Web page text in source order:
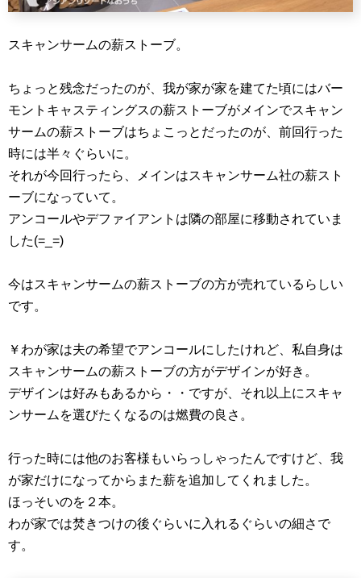
スキャンサームの薪ストーブ。
ちょっと残念だったのが、我が家が家を建てた頃にはバー
モントキャスティングスの薪ストーブがメインでスキャン
サームの薪ストーブはちょこっとだったのが、前回行った
時には半々ぐらいに。
それが今回行ったら、メインはスキャンサーム社の薪スト
ーブになっていて。
アンコールやデファイアントは隣の部屋に移動されていま
した(=_=)
今はスキャンサームの薪ストーブの方が売れているらしい
です。
￥わが家は夫の希望でアンコールにしたけれど、私自身は
スキャンサームの薪ストーブの方がデザインが好き。
デザインは好みもあるから・・ですが、それ以上にスキャ
ンサームを選びたくなるのは燃費の良さ。
行った時には他のお客様もいらっしゃったんですけど、我
が家だけになってからまた薪を追加してくれました。
ほっそいのを２本。
わが家では焚きつけの後ぐらいに入れるぐらいの細さで
す。